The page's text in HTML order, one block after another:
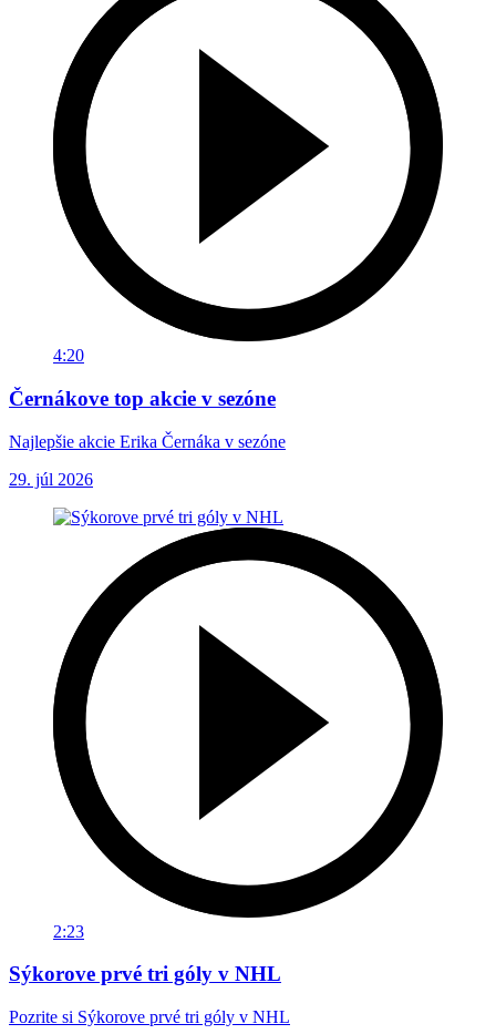
4:20
Černákove top akcie v sezóne
Najlepšie akcie Erika Černáka v sezóne
29. júl 2026
2:23
Sýkorove prvé tri góly v NHL
Pozrite si Sýkorove prvé tri góly v NHL